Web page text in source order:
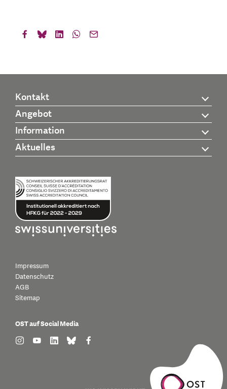
Kontakt
Angebot
Information
Aktuelles
Impressum
Datenschutz
AGB
Sitemap
OST auf Social Media
find us on: instagram
find us on: youtube
find us on: linkedin
find us on: bluesky
find us on: facebook